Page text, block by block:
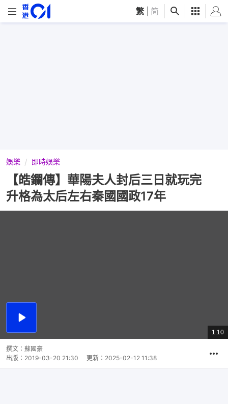
繁 简
娛樂 即時娛樂
【皓鑭傳】華陽夫人封后三日就玩完
升格為太后左右秦國國政17年
播
總
共
1:10
撰文： 蘇國豪
出版： 2019-03-20 21:30 更新： 2025-02-12 11:38